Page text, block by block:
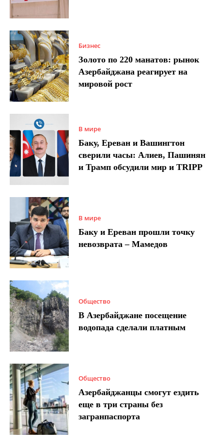
Бизнес
Золото по 220 манатов: рынок
Азербайджана реагирует на
мировой рост
В мире
Баку, Ереван и Вашингтон
сверили часы: Алиев, Пашинян
и Трамп обсудили мир и TRIPP
В мире
Баку и Ереван прошли точку
невозврата – Мамедов
Общество
В Азербайджане посещение
водопада сделали платным
Общество
Азербайджанцы смогут ездить
еще в три страны без
загранпаспорта